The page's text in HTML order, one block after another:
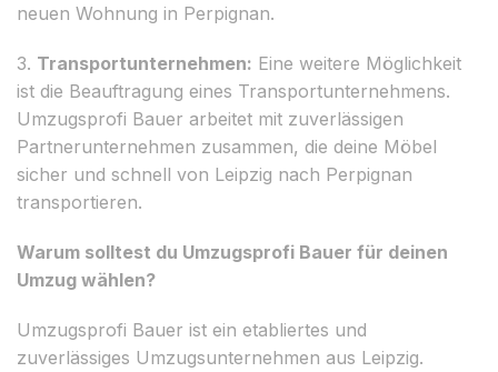
neuen Wohnung in Perpignan.
3. Transportunternehmen: Eine weitere Möglichkeit
ist die Beauftragung eines Transportunternehmens.
Umzugsprofi Bauer arbeitet mit zuverlässigen
Partnerunternehmen zusammen, die deine Möbel
sicher und schnell von Leipzig nach Perpignan
transportieren.
Warum solltest du Umzugsprofi Bauer für deinen
Umzug wählen?
Umzugsprofi Bauer ist ein etabliertes und
zuverlässiges Umzugsunternehmen aus Leipzig.